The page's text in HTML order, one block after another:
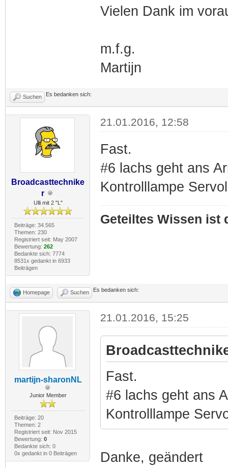
Vielen Dank im
m.f.g.
Martijn
Suchen Es bedanken sich:
Broadcasttechnike
r
Ulli mit 2 "L"
Beiträge: 34.565
Themen: 230
Registriert seit: May 2007
Bewertung: 262
Bedankte sich: 7774
8531x gedankt in 6933
Beiträgen
21.01.2016, 12:58
Fast.
#6 lachs geht ans
Kontrolllampe
Geteiltes Wissen ist
Homepage Suchen Es bedanken sich:
martijn-sharonNL
Junior Member
Beiträge: 20
Themen: 2
Registriert seit: Nov 2015
Bewertung: 0
Bedankte sich: 0
0x gedankt in 0 Beiträgen
21.01.2016, 15:25
Fast.
#6 lachs geht ans
Kontrolllampe
Danke, geändert